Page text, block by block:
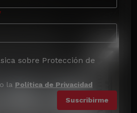
sobre Protección de
la Política de Privacidad